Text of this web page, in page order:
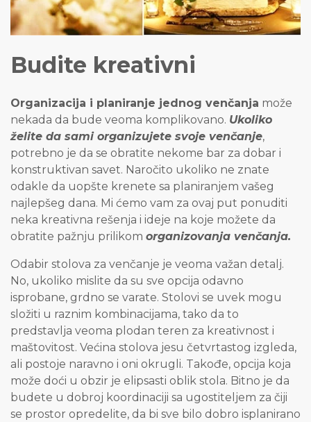
Budite kreativni
Organizacija i planiranje jednog venčanja može
nekada da bude veoma komplikovano. Ukoliko
želite da sami organizujete svoje venčanje,
potrebno je da se obratite nekome bar za dobar i
konstruktivan savet. Naročito ukoliko ne znate
odakle da uopšte krenete sa planiranjem vašeg
najlepšeg dana. Mi ćemo vam za ovaj put ponuditi
neka kreativna rešenja i ideje na koje možete da
obratite pažnju prilikom organizovanja venčanja.
Odabir stolova za venčanje je veoma važan detalj.
No, ukoliko mislite da su sve opcija odavno
isprobane, grdno se varate. Stolovi se uvek mogu
složiti u raznim kombinacijama, tako da to
predstavlja veoma plodan teren za kreativnost i
maštovitost. Većina stolova jesu četvrtastog izgleda,
ali postoje naravno i oni okrugli. Takođe, opcija koja
može doći u obzir je elipsasti oblik stola. Bitno je da
budete u dobroj koordinaciji sa ugostiteljem za čiji
se prostor opredelite, da bi sve bilo dobro isplanirano